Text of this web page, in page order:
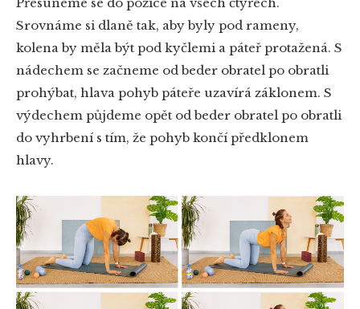
Srovnáme si dlaně tak, aby byly pod rameny,
kolena by měla být pod kyčlemi a páteř protažená. S
nádechem se začneme od beder obratel po obratli
prohýbat, hlava pohyb páteře uzavírá záklonem. S
výdechem půjdeme opět od beder obratel po obratli
do vyhrbení s tím, že pohyb končí předklonem
hlavy.